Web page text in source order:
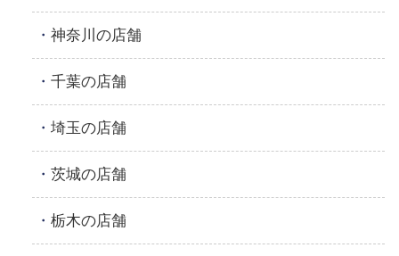
神奈川の店舗
千葉の店舗
埼玉の店舗
茨城の店舗
栃木の店舗